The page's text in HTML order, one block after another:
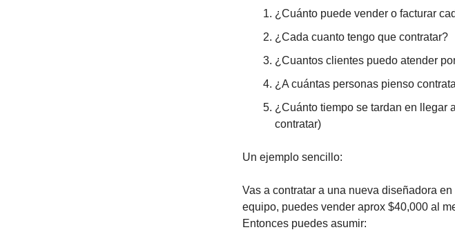
¿Cuánto puede vender o facturar
¿Cada cuanto tengo que contratar?
¿Cuantos clientes puedo atender
¿A cuántas personas pienso
¿Cuánto tiempo se tardan en llegar
contratar)
Un ejemplo sencillo:
Vas a contratar a una nueva diseñadora
equipo, puedes vender aprox $40,000 al
Entonces puedes asumir: